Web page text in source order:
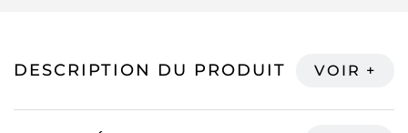
DESCRIPTION DU PRODUIT